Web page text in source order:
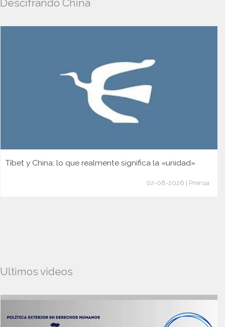
Descifrando China
Tíbet y China: lo que realmente significa la «unidad»
02-08-2026 | Prensa
Ultimos videos